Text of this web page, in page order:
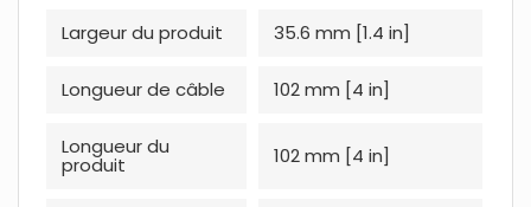
Largeur du produit 35.6 mm [1.4 in]
Longueur de câble 102 mm [4 in]
Longueur du
produit 102 mm [4 in]